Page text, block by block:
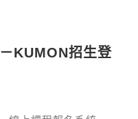
KUMON招生登